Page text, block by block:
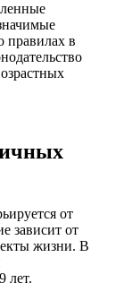
правилах в
от
зависит от
жизни. В
лет.